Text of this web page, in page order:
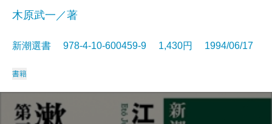
木原武一／著
新潮選書 978-4-10-600459-9 1,430円 1994/06/17
書籍